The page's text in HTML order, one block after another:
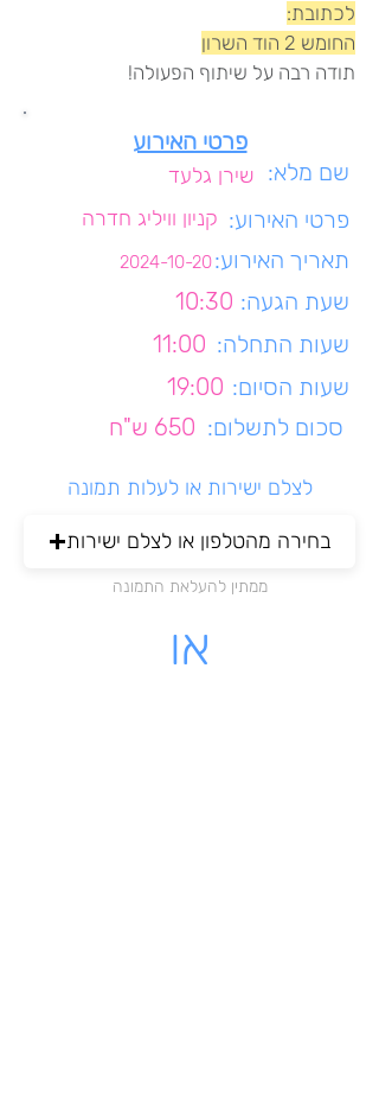
לכתובת:
החומש 2 הוד השרון
תודה רבה על שיתוף הפעולה!
פרטי האירוע
שירן גלעד שם מלא:
קניון וויליג חדרה פרטי האירוע:
2024-10-20תאריך האירוע:
10:30 שעת הגעה:
11:00 שעות התחלה:
19:00 שעות הסיום:
650 ש"ח סכום לתשלום:
לצלם ישירות או לעלות תמונה
בחירה מהטלפון או לצלם ישירות
ממתין להעלאת התמונה
או